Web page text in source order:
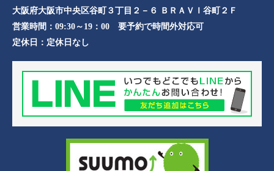
大阪府大阪市中央区谷町３丁目２－６ ＢＲＡＶＩ谷町２Ｆ
営業時間： 09:30～19：00 要予約で時間外対応可
定休日： 定休日なし